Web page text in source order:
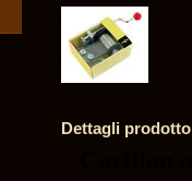
Dettagli prodotto